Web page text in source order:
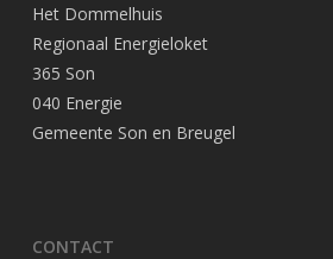
Het Dommelhuis
Regionaal Energieloket
365 Son
040 Energie
Gemeente Son en Breugel
CONTACT